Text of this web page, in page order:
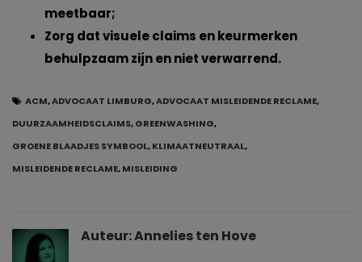
meetbaar;
Zorg dat visuele claims en keurmerken
behulpzaam zijn en niet verwarrend.
ACM,ADVOCAAT LIMBURG,ADVOCAAT MISLEIDENDE RECLAME,
DUURZAAMHEIDSCLAIMS,GREENWASHING,
GROENE BLAADJES SYMBOOL,KLIMAATNEUTRAAL,
MISLEIDENDE RECLAME,MISLEIDING
Auteur:Annelies ten Hove